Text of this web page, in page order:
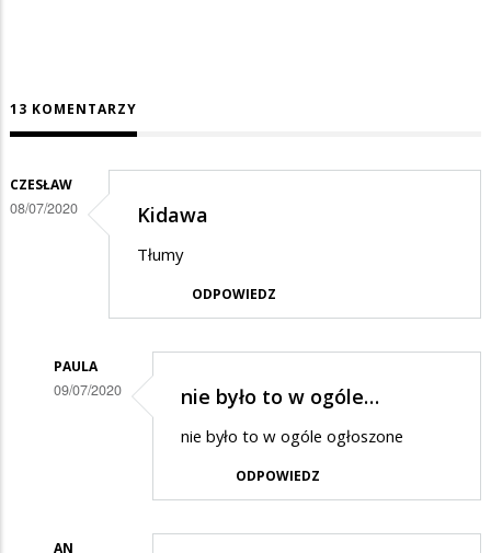
13 KOMENTARZY
CZESŁAW
08/07/2020 Kidawa
Tłumy
ODPOWIEDZ
PAULA
09/07/2020 nie było to w ogóle…
nie było to w ogóle ogłoszone
ODPOWIEDZ
AN